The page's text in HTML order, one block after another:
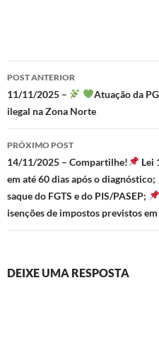
Navegação
de
posts
POST ANTERIOR
11/11/2025 –
Atuação da
ilegal na Zona Norte
PRÓXIMO POST
14/11/2025 – Compartilhe!
Lei
em até 60 dias após o diagnóstico;
saque do FGTS e do PIS/PASEP;
isenções de impostos previstos
DEIXE UMA RESPOSTA